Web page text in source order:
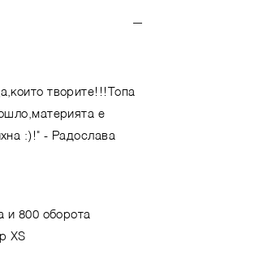
творите!!!Топа
е
:)!" - Радослава
и 800 оборота
XS